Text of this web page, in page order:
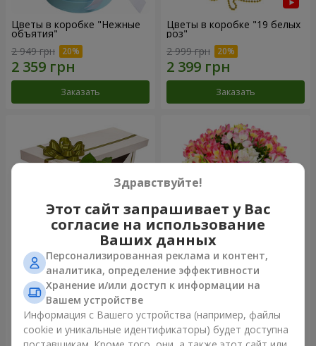
Цветы в коробке "Нежные
объятия"
2 949 грн
Заказать
Цветы в коробке "19 белых
роз"
2 999 грн
Заказать
Цветы в коробке "15
розовых роз"
2 587 грн
Заказать
Букет "Сказка для двоих!"
Заказать
Здравствуйте!
Этот сайт запрашивает у Вас
согласие на использование
Ваших данных
Персонализированная реклама и контент,
аналитика, определение эффективности
Хранение и/или доступ к информации на
Вашем устройстве
Информация с Вашего устройства (например, файлы
cookie и уникальные идентификаторы) будет доступна